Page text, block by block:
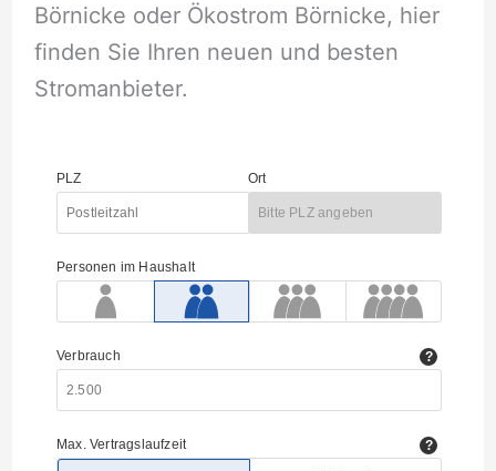
Börnicke oder Ökostrom Börnicke, hier
finden Sie Ihren neuen und besten
Stromanbieter.